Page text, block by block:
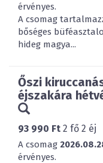
érvényes.
A csomag
bőséges
hideg magya...
Őszi
éjszakára
93 990 Ft 2 fő 2 éj
A csomag
érvényes.